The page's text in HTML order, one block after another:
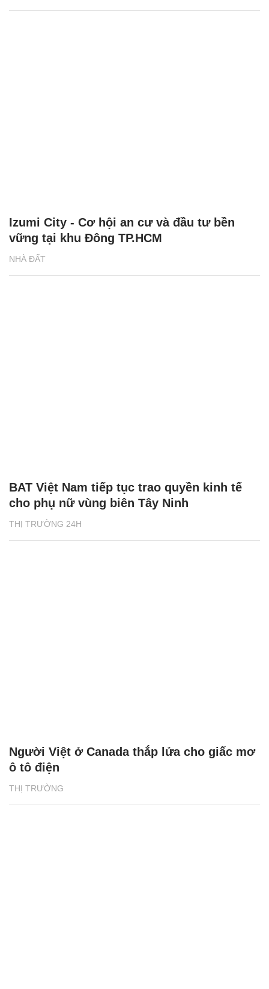
NHÀ ĐẤT
Izumi City - Cơ hội an cư và đầu tư bền
vững tại khu Đông TP.HCM
THỊ TRƯỜNG 24H
BAT Việt Nam tiếp tục trao quyền kinh tế
cho phụ nữ vùng biên Tây Ninh
THỊ TRƯỜNG
Người Việt ở Canada thắp lửa cho giấc mơ
ô tô điện